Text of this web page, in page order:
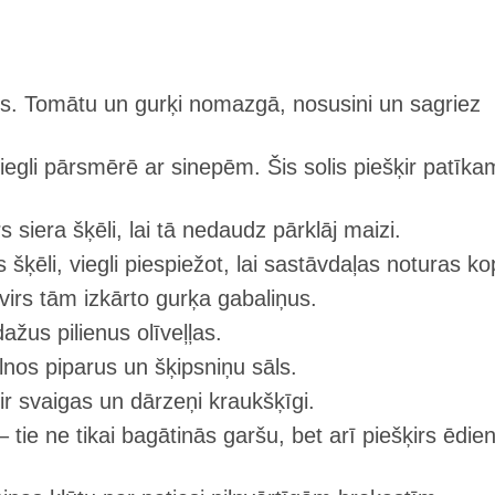
Tomātu un gurķi nomazgā, nosusini un sagriez
pārsmērē ar sinepēm. Šis solis piešķir
siera šķēli, lai tā nedaudz pārklāj maizi.
viegli piespiežot, lai sastāvdaļas noturas
tām izkārto gurķa gabaliņus.
pilienus olīveļļas.
piparus un šķipsniņu sāls.
svaigas un dārzeņi kraukšķīgi.
tie ne tikai bagātinās garšu, bet arī piešķirs